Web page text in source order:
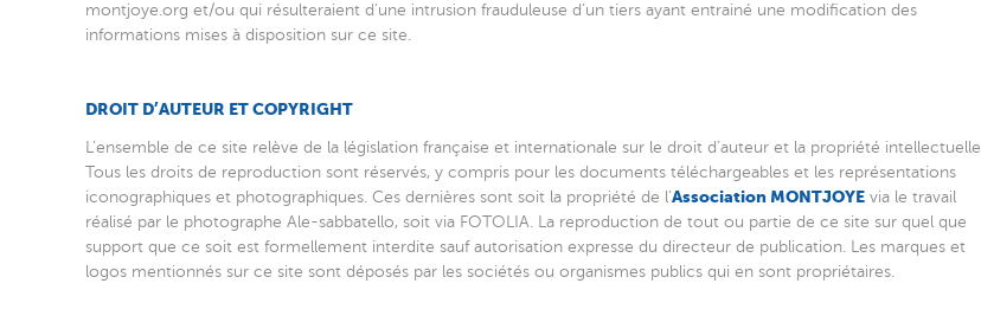
montjoye.org et/ou qui résulteraient d’une intrusion frauduleuse d’un tiers ayant entrainé une modification des
informations mises à disposition sur ce site.
DROIT D’AUTEUR ET COPYRIGHT
L’ensemble de ce site relève de la législation française et internationale sur le droit d’auteur et la propriété intellectuelle.
Tous les droits de reproduction sont réservés, y compris pour les documents téléchargeables et les représentations
iconographiques et photographiques. Ces dernières sont soit la propriété de l’Association MONTJOYE via le travail
réalisé par le photographe Ale-sabbatello, soit via FOTOLIA. La reproduction de tout ou partie de ce site sur quel que
support que ce soit est formellement interdite sauf autorisation expresse du directeur de publication. Les marques et
logos mentionnés sur ce site sont déposés par les sociétés ou organismes publics qui en sont propriétaires.